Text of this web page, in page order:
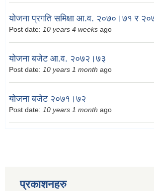
योजना प्रगति समिक्षा आ.व. २०७०।७१ र
Post date: 10 years 4 weeks ago
योजना बजेट आ.व. २०७२।७३
Post date: 10 years 1 month ago
योजना बजेट २०७१।७२
Post date: 10 years 1 month ago
प्रकाशनहरु